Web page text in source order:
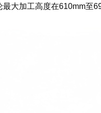
大加工高度在610mm至